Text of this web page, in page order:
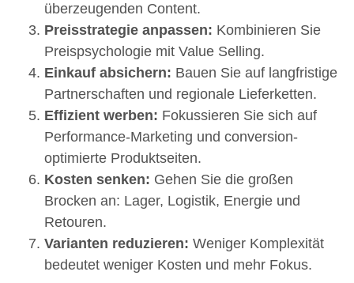
überzeugenden Content.
Preisstrategie anpassen: Kombinieren Sie
Preispsychologie mit Value Selling.
Einkauf absichern: Bauen Sie auf langfristige
Partnerschaften und regionale Lieferketten.
Effizient werben: Fokussieren Sie sich auf
Performance-Marketing und conversion-
optimierte Produktseiten.
Kosten senken: Gehen Sie die großen
Brocken an: Lager, Logistik, Energie und
Retouren.
Varianten reduzieren: Weniger Komplexität
bedeutet weniger Kosten und mehr Fokus.